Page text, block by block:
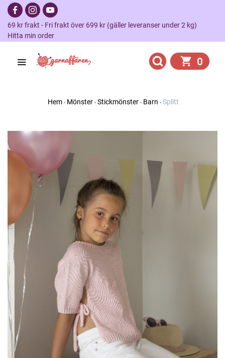
69 kr frakt - Fri frakt över 699 kr (gäller leveranser under 2 kg)
Hitta min order
0
Hem Mönster Stickmönster Barn Splitt